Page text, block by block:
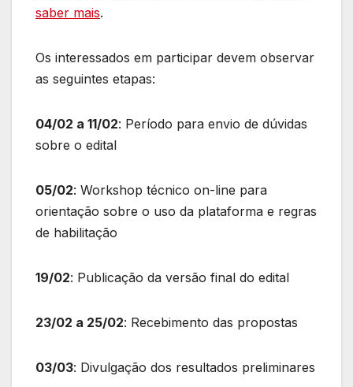
saber mais.
Os interessados em participar devem observar
as seguintes etapas:
04/02 a 11/02: Período para envio de dúvidas
sobre o edital
05/02: Workshop técnico on-line para
orientação sobre o uso da plataforma e regras
de habilitação
19/02: Publicação da versão final do edital
23/02 a 25/02: Recebimento das propostas
03/03: Divulgação dos resultados preliminares